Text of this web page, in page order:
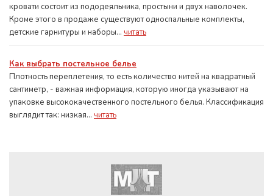
кровати состоит из пододеяльника, простыни и двух наволочек.
Кроме этого в продаже существуют односпальные комплекты,
детские гарнитуры и наборы... читать
Как выбрать постельное белье
Плотность переплетения, то есть количество нитей на квадратный
сантиметр, - важная информация, которую иногда указывают на
упаковке высококачественного постельного белья. Классификация
выглядит так: низкая... читать